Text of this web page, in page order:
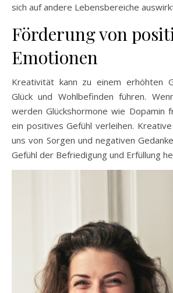
sich auf andere Lebensbereiche
Förderung von
Emotionen
Kreativität kann zu einem erhöhten
Glück und Wohlbefinden führen.
werden Glückshormone wie Dopamin
ein positives Gefühl verleihen.
uns von Sorgen und negativen
Gefühl der Befriedigung und Erfüllung